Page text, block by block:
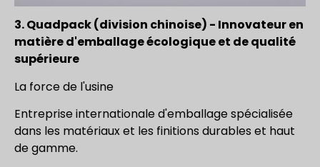
3. Quadpack (division chinoise) - Innovateur en
matière d'emballage écologique et de qualité
supérieure
La force de l'usine
Entreprise internationale d'emballage spécialisée
dans les matériaux et les finitions durables et haut
de gamme.